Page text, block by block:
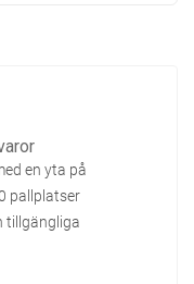
en yta på
pallplatser
tillgängliga